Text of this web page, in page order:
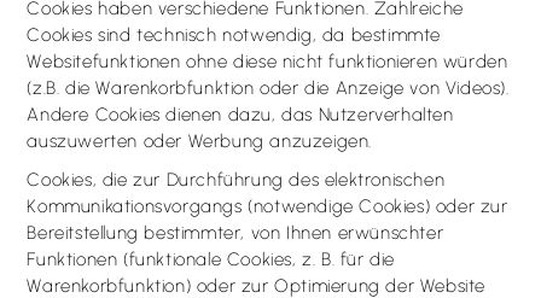
Cookies haben verschiedene Funktionen. Zahlreiche
Cookies sind technisch notwendig, da bestimmte
Websitefunktionen ohne diese nicht funktionieren würden
(z.B. die Warenkorbfunktion oder die Anzeige von Videos).
Andere Cookies dienen dazu, das Nutzerverhalten
auszuwerten oder Werbung anzuzeigen.
Cookies, die zur Durchführung des elektronischen
Kommunikationsvorgangs (notwendige Cookies) oder zur
Bereitstellung bestimmter, von Ihnen erwünschter
Funktionen (funktionale Cookies, z. B. für die
Warenkorbfunktion) oder zur Optimierung der Website